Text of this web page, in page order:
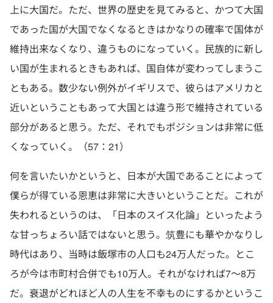
上に大国だ。ただ、世界の歴史を見てみると、かつて大国
であった国が大国でなくなるときはかなりの確率で国体が
維持出来なくなり、違うものになっていく。民族的に新し
い国が生まれるときもあれば、国自体が変わってしまうこ
ともある。数少ない例外がイギリスで、彼らはアメリカと
近いということもあって大国とは違う形で維持されている
部分があると思う。ただ、それでもポジションは非常に低
くなっていく。（57：21）
何を言いたいかというと、日本が大国であることによって
僕らが得ている恩恵は非常に大きいということだ。これが
失われるというのは、「日本のスイス化論」といったよう
な甘っちょろい話ではないと思う。筑豊にも華やかなりし
時代はあり、当時は飯塚市の人口も24万人だった。とこ
ろが今は市町村合併でも10万人。それがなければ7〜8万
だ。衰退がどれほど人の人生を不幸ものにするかというこ